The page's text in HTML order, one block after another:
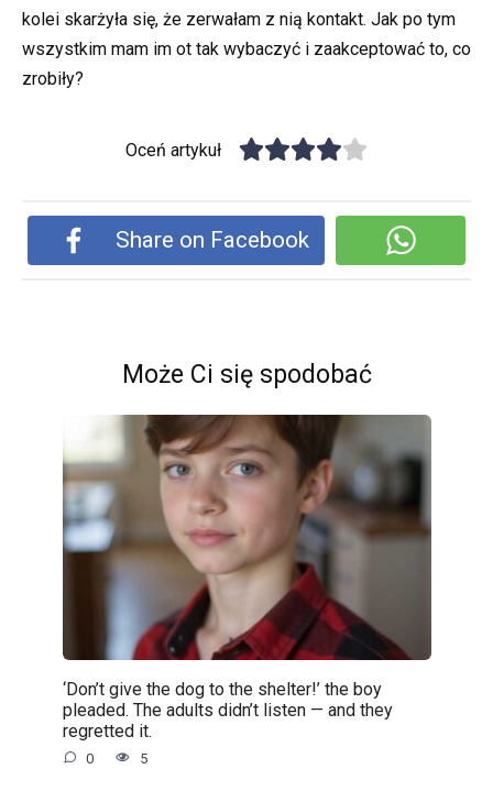
kolei skarżyła się, że zerwałam z nią kontakt. Jak po tym
wszystkim mam im ot tak wybaczyć i zaakceptować to, co
zrobiły?
Oceń artykuł
Share on Facebook
Może Ci się spodobać
‘Don’t give the dog to the shelter!’ the boy
pleaded. The adults didn’t listen — and they
regretted it.
0 5